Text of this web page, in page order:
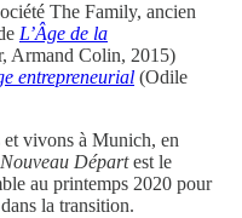
The Family, ancien
L’Âge de la
Armand Colin, 2015)
entrepreneurial (Odile
et vivons à Munich, en
Nouveau Départest le
au printemps 2020 pour
la transition.